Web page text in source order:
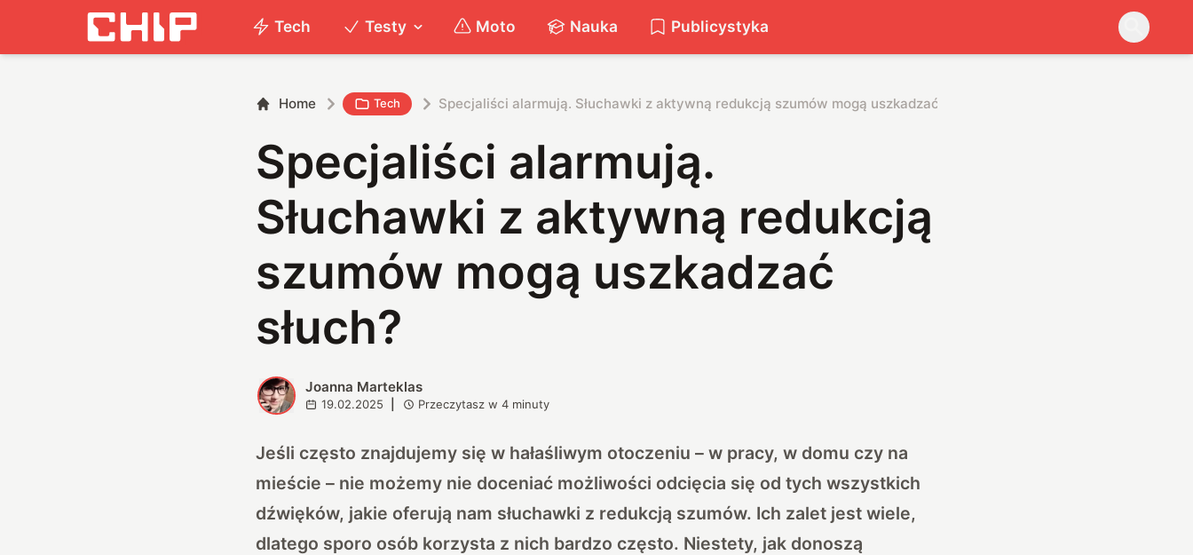
Tech Testy Moto Nauka Publicystyka
Home Tech Specjaliści alarmują. Słuchawki z aktywną redukcją szumów mogą uszkadzać słuch?
Specjaliści alarmują.
Słuchawki z aktywną redukcją
szumów mogą uszkadzać
słuch?
J Joanna Marteklas
19.02.2025 Przeczytasz w4 minuty
Jeśli często znajdujemy się w hałaśliwym otoczeniu – w pracy, w domu czy na
mieście – nie możemy nie doceniać możliwości odcięcia się od tych wszystkich
dźwięków, jakie oferują nam słuchawki z redukcją szumów. Ich zalet jest wiele,
dlatego sporo osób korzysta z nich bardzo często. Niestety, jak donoszą